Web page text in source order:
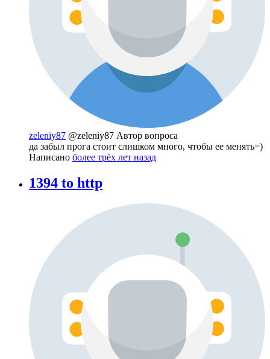
zeleniy87 @zeleniy87 Автор вопроса
да забыл прога стоит слишком много, чтобы ее менять=)
Написано более трёх лет назад
1394 to http